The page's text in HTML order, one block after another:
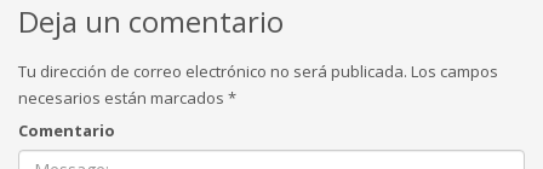
Deja un comentario
Tu dirección de correo electrónico no será publicada. Los campos
necesarios están marcados *
Comentario